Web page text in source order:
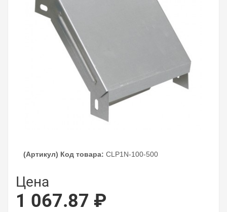
(Артикул) Код товара: CLP1N-100-500
Цена
1 067.87 ₽